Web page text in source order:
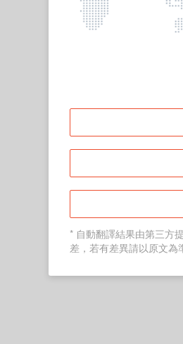
* 自動翻譯結果由第三方
差，若有差異請以原文為